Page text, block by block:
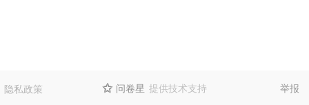
隐私政策  问卷星 提供技术支持 举报